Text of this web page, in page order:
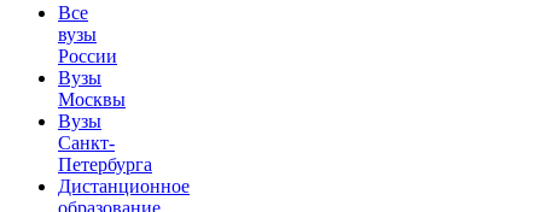
Все
вузы
России
Вузы
Москвы
Вузы
Санкт-
Петербурга
Дистанционное
образование